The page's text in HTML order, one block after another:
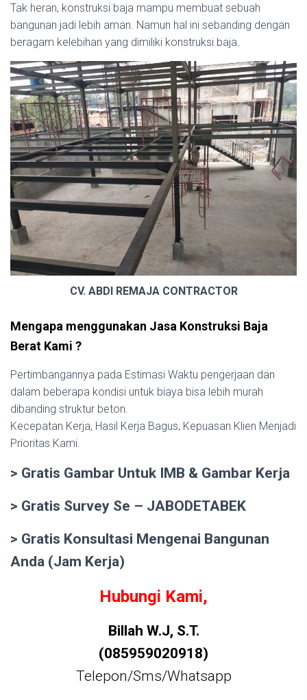
Tak heran, konstruksi baja mampu membuat sebuah
bangunan jadi lebih aman. Namun hal ini sebanding dengan
beragam kelebihan yang dimiliki konstruksi baja.
CV. ABDI REMAJA CONTRACTOR
Mengapa menggunakan Jasa Konstruksi Baja
Berat Kami ?
Pertimbangannya pada Estimasi Waktu pengerjaan dan
dalam beberapa kondisi untuk biaya bisa lebih murah
dibanding struktur beton.
Kecepatan Kerja, Hasil Kerja Bagus, Kepuasan Klien Menjadi
Prioritas Kami.
> Gratis Gambar Untuk IMB & Gambar Kerja
> Gratis Survey Se – JABODETABEK
> Gratis Konsultasi Mengenai Bangunan
Anda (Jam Kerja)
Hubungi Kami,
Billah W.J, S.T.
(085959020918)
Telepon/Sms/Whatsapp